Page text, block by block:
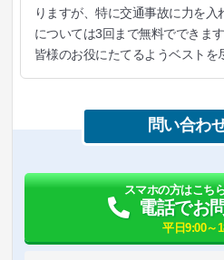
りますが、特に交通事故に力を
については3回まで無料でできま
皆様のお役にたてるようベストを
問い合わ
スマホの方はこち
電話でお
平日9:00～